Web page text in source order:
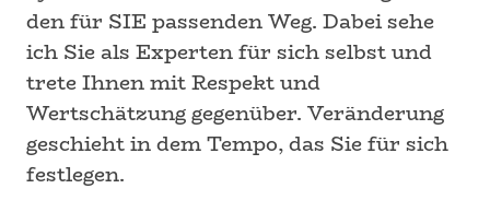
den für SIE passenden Weg. Dabei sehe
ich Sie als Experten für sich selbst und
trete Ihnen mit Respekt und
Wertschätzung gegenüber. Veränderung
geschieht in dem Tempo, das Sie für sich
festlegen.